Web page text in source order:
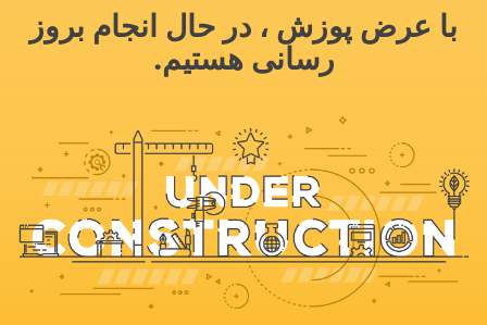
با عرض پوزش ، در حال انجام بروز
رسانی هستیم.